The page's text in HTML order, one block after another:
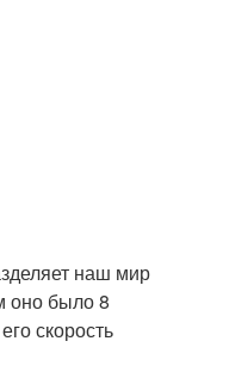
наш мир
оно было 8
скорость